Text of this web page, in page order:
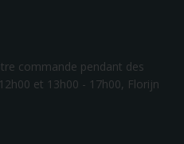
commande pendant des
et 13h00 - 17h00, Florijn